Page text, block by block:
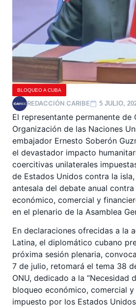
BLOQUEO A CUBA
REDACCIÓN CARIBE 5 JULIO,
El representante permanente de
Organización de las Naciones
embajador Ernesto Soberón
el devastador impacto
coercitivas unilaterales
de Estados Unidos contra la
antesala del debate anual
económico, comercial y
en el plenario de la Asamblea
En declaraciones ofrecidas a la
Latina, el diplomático cubano
próxima sesión plenaria,
7 de julio, retomará el tema 38
ONU, dedicado a la “Necesidad
bloqueo económico, comercial
impuesto por los Estados